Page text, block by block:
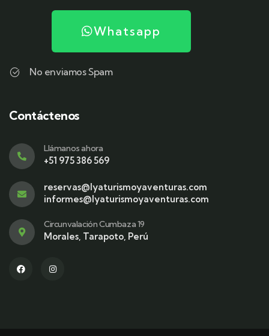
Whatsapp
No enviamos Spam
Contáctenos
Llámanos ahora
+51 975 386 569
reservas@lyaturismoyaventuras.com
informes@lyaturismoyaventuras.com
Circunvalación Cumbaza 19
Morales, Tarapoto, Perú